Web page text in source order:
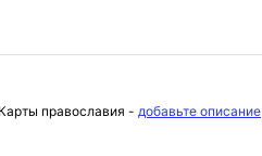
православия - добавьте описание